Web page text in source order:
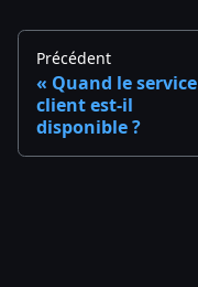
Précédent
Quand le service
client est-il
disponible ?